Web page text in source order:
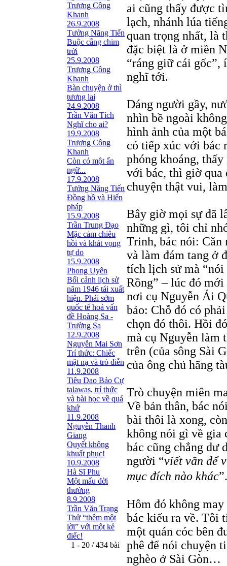
Trương Công
Khanh
26.9.2008
Tưởng Năng Tiến
Buộc cẳng chim
trời
25.9.2008
Trương Công
Khanh
Bàn chuyện ở thì
tương lai
24.9.2008
Trần Văn Tích
Nghĩ cho ai?
19.9.2008
Trương Công
Khanh
Còn có một ẩn
ngữ...
17.9.2008
Tưởng Năng Tiến
Đồng hồ và Hiến
pháp
15.9.2008
Trần Trung Đạo
Mặc cảm chiêu
hồi và khát vọng
tự do
15.9.2008
Phong Uyên
Bối cảnh lịch sử
năm 1946 tái xuất
hiện. Phải sớm
quốc tế hoá vấn
đề Hoàng Sa -
Trường Sa
12.9.2008
Nguyễn Mai Sơn
Trí thức: Chiếc
mặt nạ và trò diễn
11.9.2008
Tiêu Dao Bảo Cự
talawas, trí thức
và bài học về quá
khứ
11.9.2008
Nguyễn Thanh
Giang
Quyết không
khuất phục!
10.9.2008
Hà Sĩ Phu
Một mẩu đời
thường
8.9.2008
Trần Văn Trạng
Thử “thêm một
lời” với một kẻ
điếc!
1 - 20 / 434 bài
ai cũng thấy được
lạch, nhánh lúa
quan trọng nhất, là
đặc biệt là ở miền
“ráng giữ cái gốc”,
nghĩ tới.
Dáng người gầy,
nhìn bề ngoài
hình ảnh của một
có tiếp xúc với bác
phóng khoáng,
với bác, thì giờ qua
chuyện thật vui,
Bây giờ mọi sự đã
những gì, tôi chỉ
Trinh, bác nói: Căn
và làm đám tang ở
tích lịch sử mà “nói
Rồng” – lúc đó
nơi cụ Nguyễn Ái
bảo: Chỗ đó có
chọn đó thôi. Hồi
mà cụ Nguyễn làm
trên (của sông Sài
của ông chủ hãng
Trò chuyện miên
Về bản thân, bác
bài thôi là xong,
không nói gì về gia
bác cũng chẳng dư
người “viết văn để
mục đích nào khác
Hôm đó không
bác kiếu ra về. Tôi
một quán cóc bên
phê để nói chuyện
nghèo ở Sài Gòn…